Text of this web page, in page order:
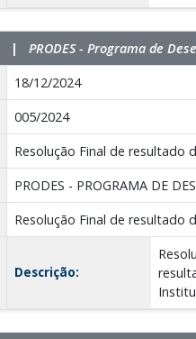
| PRODES - Programa de
18/12/2024
005/2024
Resolução Final de resultado
PRODES - PROGRAMA DE
Resolução Final de resultado
Descrição: